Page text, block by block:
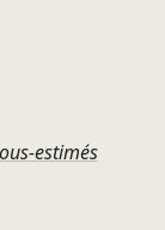
estimés